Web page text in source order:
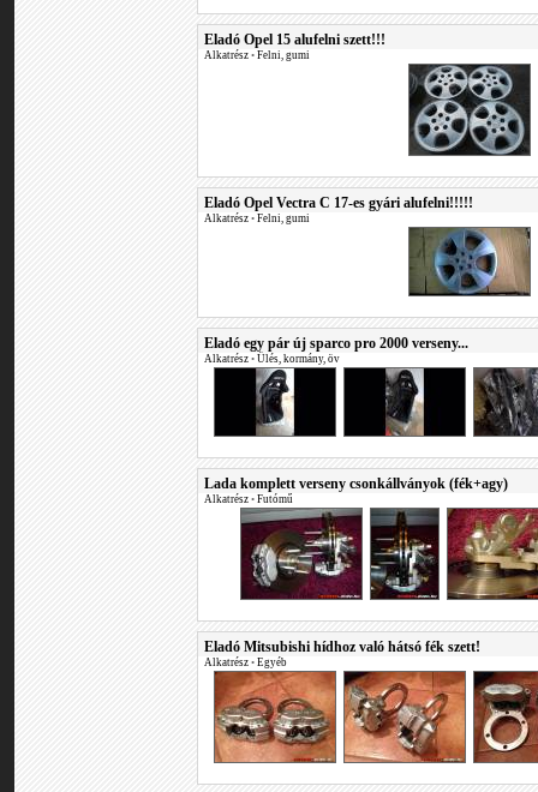
Eladó Opel 15 alufelni szett!!!
Alkatrész • Felni, gumi
Eladó Opel Vectra C 17-es gyári alufelni!!!!!
Alkatrész • Felni, gumi
Eladó egy pár új sparco pro 2000 verseny...
Alkatrész • Ülés, kormány, öv
Lada komplett verseny csonkállványok (fék+agy)
Alkatrész • Futómű
Eladó Mitsubishi hídhoz való hátsó fék szett!
Alkatrész • Egyéb